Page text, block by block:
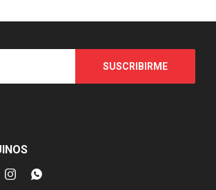
SUSCRIBIRME
 